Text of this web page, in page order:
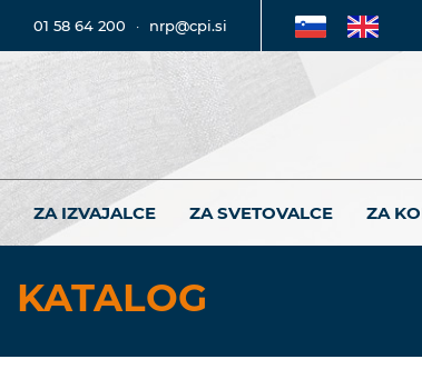
01 58 64 200 · nrp@cpi.si
ZA IZVAJALCE ZA SVETOVALCE ZA
KATALOG